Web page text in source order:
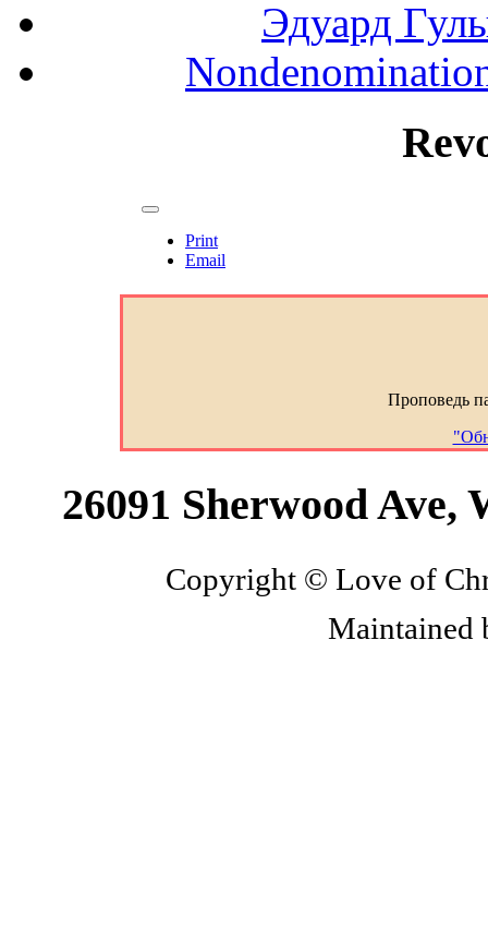
Эдуард
Print
Email
Проповедь
26091 Sherwood Ave,
Copyright © Love of
Maintained